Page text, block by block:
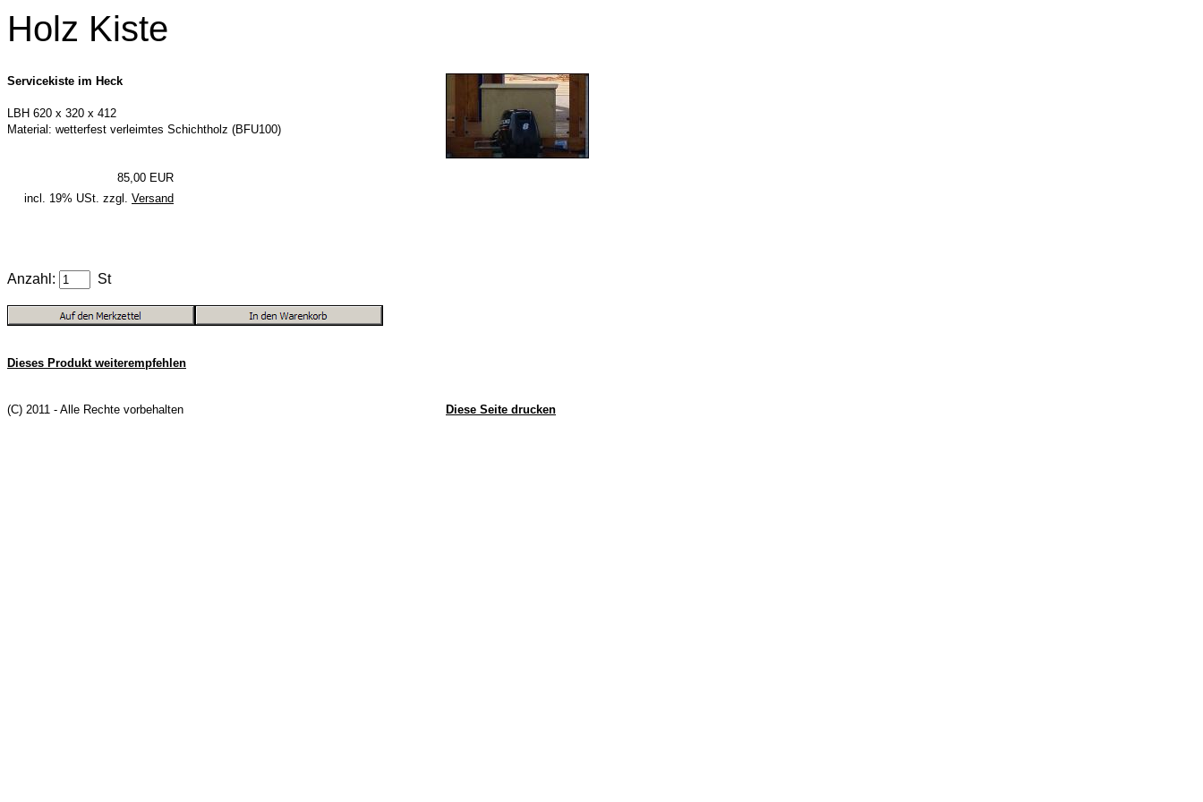
Holz Kiste
Servicekiste im Heck
LBH 620 x 320 x 412
Material: wetterfest verleimtes Schichtholz (BFU100)
85,00 EUR
incl. 19% USt. zzgl. Versand
Anzahl: St
Dieses Produkt weiterempfehlen
(C) 2011 - Alle Rechte vorbehalten Diese Seite drucken